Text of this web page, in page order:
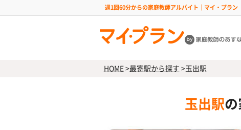
週1回60分からの家庭教師アルバイト｜マイ・プラン
HOME>最寄駅から探す >玉出駅
玉出駅の